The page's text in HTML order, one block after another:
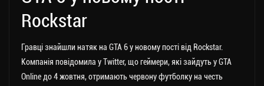
Rockstar
Гравці знайшли натяк на GTA 6 у новому пості від Rockstar.
Компанія повідомила у Twitter, що геймери, які зайдуть у GTA
Online до 4 жовтня, отримають червону футболку на честь